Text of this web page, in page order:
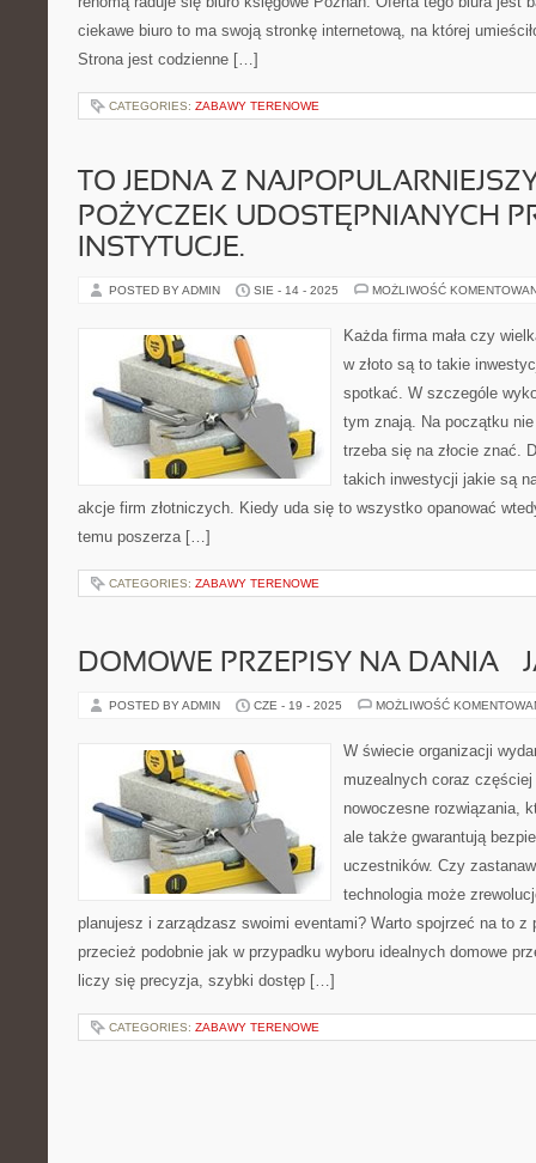
ciekawe biuro to ma swoją stronkę internetową, na której
Strona jest codzienne […]
CATEGORIES: ZABAWY TERENOWE
TO JEDNA Z
POŻYCZEK UDOSTĘPNIANYCH
INSTYTUCJE.
POSTED BY ADMIN SIE - 14 - 2025 MOŻLIWOŚĆ
Każda firma mała czy
w złoto są to takie
spotkać. W szczególe
tym znają. Na początku
trzeba się na złocie znać.
takich inwestycji jakie są
akcje firm złotniczych. Kiedy uda się to wszystko opanować
temu poszerza […]
CATEGORIES: ZABAWY TERENOWE
DOMOWE PRZEPISY NA DANIA –
POSTED BY ADMIN CZE - 19 - 2025 MOŻLIWOŚĆ
W świecie organizacji
muzealnych coraz
nowoczesne rozwiązania,
ale także gwarantują
uczestników. Czy
technologia może
planujesz i zarządzasz swoimi eventami? Warto spojrzeć na to z
przecież podobnie jak w przypadku wyboru idealnych domowe
liczy się precyzja, szybki dostęp […]
CATEGORIES: ZABAWY TERENOWE